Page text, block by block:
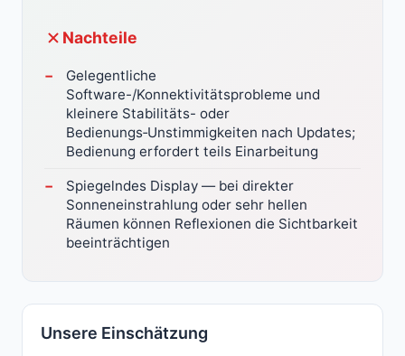
Nachteile
Gelegentliche
Software-/Konnektivitätsprobleme und
kleinere Stabilitäts- oder
Bedienungs‑Unstimmigkeiten nach Updates;
Bedienung erfordert teils Einarbeitung
Spiegelndes Display — bei direkter
Sonneneinstrahlung oder sehr hellen
Räumen können Reflexionen die Sichtbarkeit
beeinträchtigen
Unsere Einschätzung